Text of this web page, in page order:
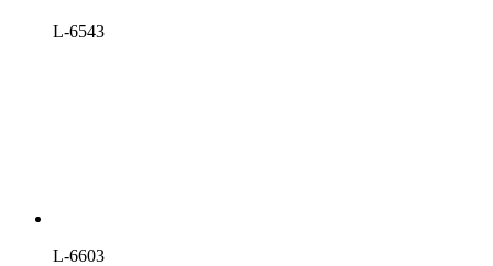
L-6543
L-6603